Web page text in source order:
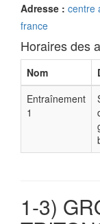
Adresse : centre
france
Horaires des
Nom
Entraînement
1
1-3)